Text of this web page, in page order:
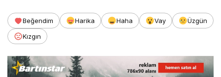
Beğendim Harika Haha Vay
Üzgün
Kızgın